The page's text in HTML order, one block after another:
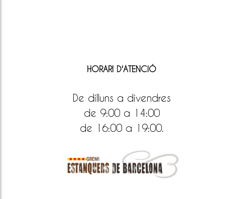
HORARI D'ATENCIÓ
De dilluns a divendres
de 9:00 a 14:00
de 16:00 a 19:00.